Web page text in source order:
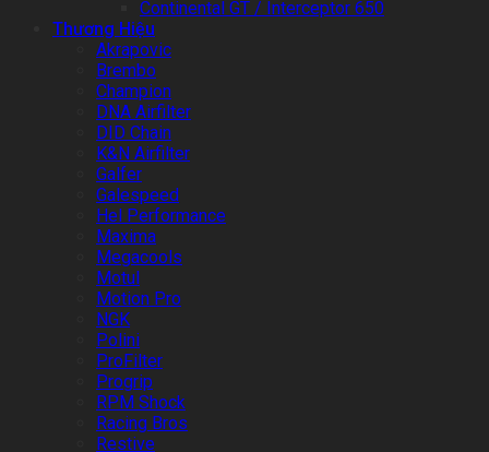
Continental GT / Interceptor 650
Thương Hiệu
Akrapovic
Brembo
Champion
DNA Airfilter
DID Chain
K&N Airfilter
Galfer
Galespeed
Hel Performance
Maxima
Megacools
Motul
Motion Pro
NGK
Polini
ProFilter
Progrip
RPM Shock
Racing Bros
Restive